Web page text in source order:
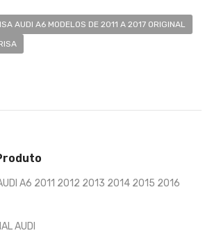
AUDI A6 MODELOS DE 2011 A 2017 ORIGINAL
A6 2011 2012 2013 2014 2015 2016
AUDI